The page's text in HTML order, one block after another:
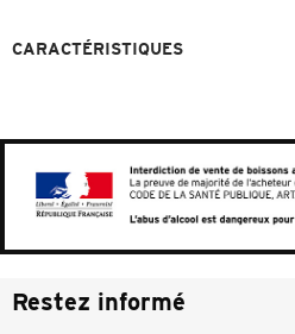
CARACTÉRISTIQUES
Restez informé